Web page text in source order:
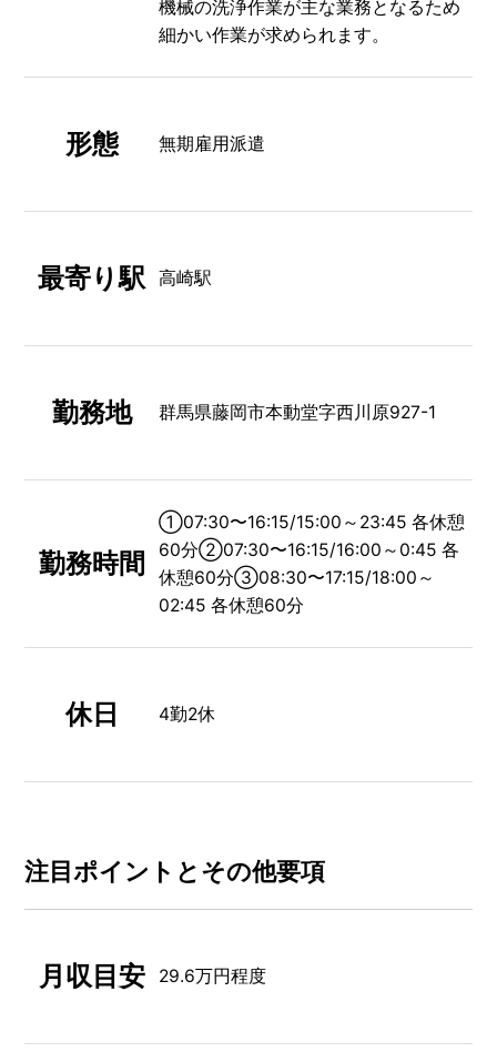
機械の洗浄作業が主な業務となるため
細かい作業が求められます。
形態 無期雇用派遣
最寄り駅 高崎駅
勤務地 群馬県藤岡市本動堂字⻄川原927-1
勤務時間
①07:30〜16:15/15:00～23:45 各休憩
60分②07:30〜16:15/16:00～0:45 各
休憩60分③08:30〜17:15/18:00～
02:45 各休憩60分
休日 4勤2休
注⽬ポイントとその他要項
月収目安 29.6万円程度